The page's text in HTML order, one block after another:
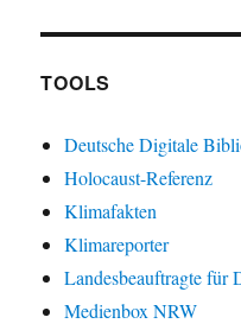
TOOLS
Deutsche Digitale
Holocaust-Referenz
Klimafakten
Klimareporter
Landesbeauftragte für
Medienbox NRW